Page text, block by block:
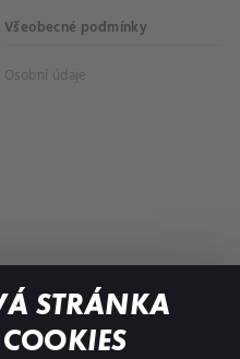
STRÁNKA
Všeobecné podmínky
Osobní údaje